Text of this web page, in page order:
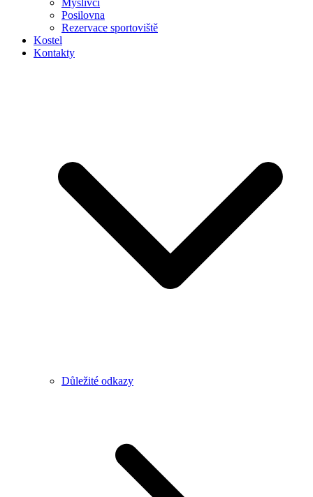
Myslivci
Posilovna
Rezervace sportoviště
Kostel
Kontakty
Důležité odkazy